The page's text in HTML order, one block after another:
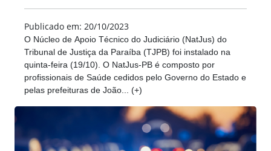
Publicado em: 20/10/2023
O Núcleo de Apoio Técnico do Judiciário (NatJus) do
Tribunal de Justiça da Paraíba (TJPB) foi instalado na
quinta-feira (19/10). O NatJus-PB é composto por
profissionais de Saúde cedidos pelo Governo do Estado e
pelas prefeituras de João... (+)